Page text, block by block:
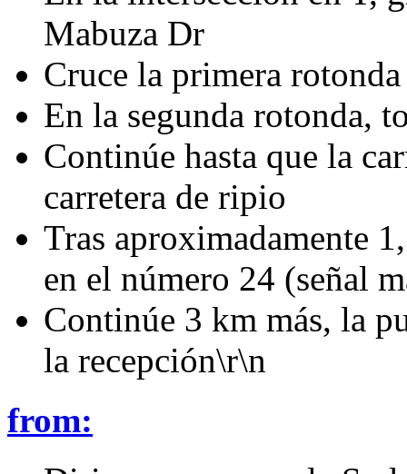
Mabuza Dr
Cruce la primera rotonda
En la segunda rotonda,
Continúe hasta que la
carretera de ripio
Tras aproximadamente
en el número 24 (señal
Continúe 3 km más, la
la recepción\r\n
from: